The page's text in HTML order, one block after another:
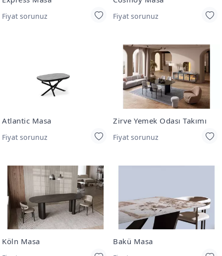
Fiyat sorunuz Fiyat sorunuz
Atlantic Masa
Fiyat sorunuz
Zirve Yemek Odası Takımı
Fiyat sorunuz
Köln Masa Bakü Masa